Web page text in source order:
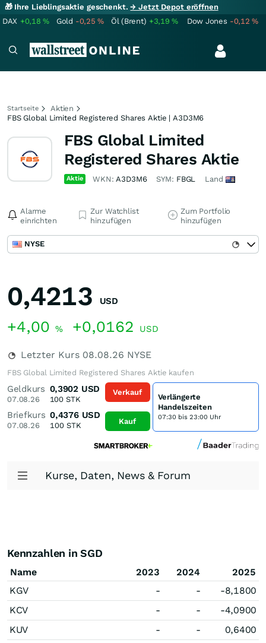
🎁 Ihre Lieblingsaktie geschenkt.→ Jetzt Depot eröffnen
DAX +0,18% Gold -0,25% Öl (Brent) +3,19% Dow Jones -0,12%
Startseite
Aktien
FBS Global Limited Registered Shares Aktie | A3D3M6
FBS Global Limited
Registered Shares Aktie
Aktie WKN:A3D3M6 SYM: FBGL Land
Alarme
einrichten
Zur Watchlist
hinzufügen
Zum Portfolio
hinzufügen
NYSE
0,4213 USD
+4,00 % +0,0162 USD
Letzter Kurs 08.08.26 NYSE
FBS Global Limited Registered Shares Aktie kaufen
Geldkurs
07.08.26
0,3902 USD
100 STK
Briefkurs
07.08.26
0,4376 USD
100STK
Verkauf
Kauf
Verlängerte
Handelszeiten
07:30 bis 23:00 Uhr
Kurse, Daten, News & Forum
Kennzahlen in SGD
Name 2023 2024
2025
KGV
- -
-8,1800
KCV
- -
-4,0900
KUV
- -
0,6400